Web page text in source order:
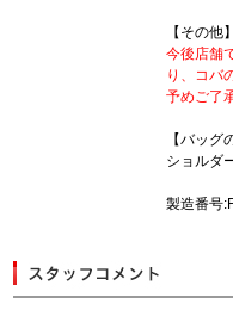
【その他】
今後店舗
り、コバ
予めご了
【バッグ
ショルダ
製造番号